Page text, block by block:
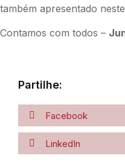
também apresentado
Contamos com todos –
Partilhe:
Facebook
LinkedIn